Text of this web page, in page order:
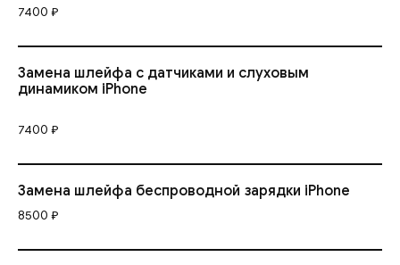
7400 ₽
Замена шлейфа с датчиками и слуховым
динамиком iPhone
7400 ₽
Замена шлейфа беспроводной зарядки iPhone
8500 ₽